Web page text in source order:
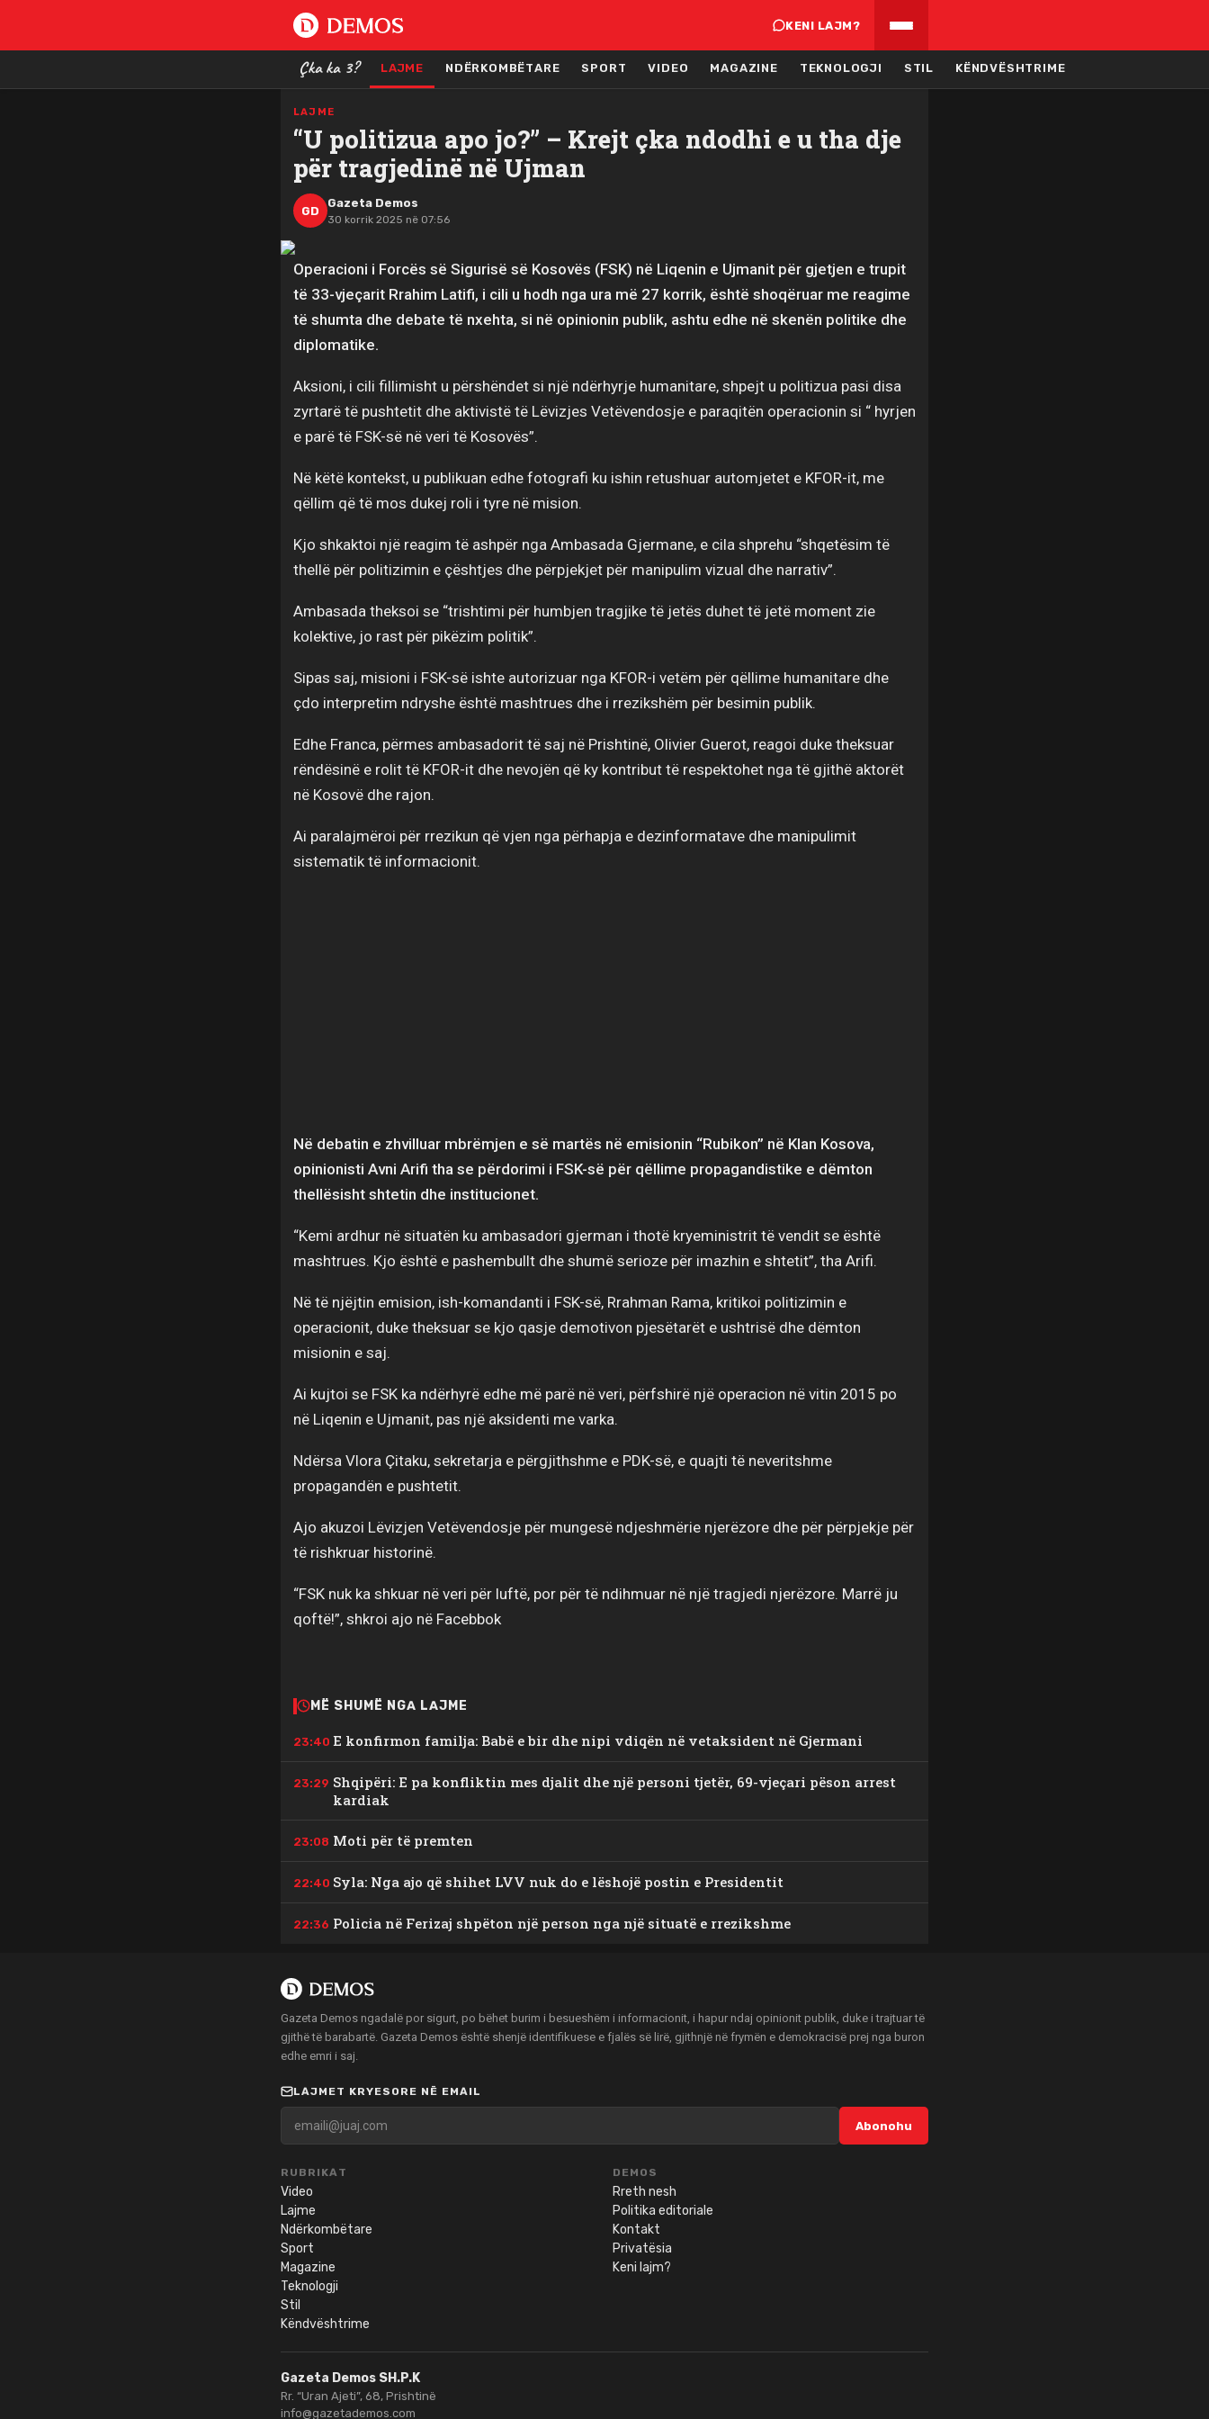
KENI LAJM?
Çka ka 3? LAJME NDËRKOMBËTARE SPORT VIDEO MAGAZINE TEKNOLOGJI STIL KËNDVËSHTRIME
LAJME
“U politizua apo jo?” – Krejt çka ndodhi e u tha dje
për tragjedinë në Ujman
GD
Gazeta Demos
30 korrik 2025 në 07:56
Operacioni i Forcës së Sigurisë së Kosovës (FSK) në Liqenin e Ujmanit për gjetjen e trupit
të 33-vjeçarit Rrahim Latifi, i cili u hodh nga ura më 27 korrik, është shoqëruar me reagime
të shumta dhe debate të nxehta, si në opinionin publik, ashtu edhe në skenën politike dhe
diplomatike.
Aksioni, i cili fillimisht u përshëndet si një ndërhyrje humanitare, shpejt u politizua pasi disa
zyrtarë të pushtetit dhe aktivistë të Lëvizjes Vetëvendosje e paraqitën operacionin si “ hyrjen
e parë të FSK-së në veri të Kosovës”.
Në këtë kontekst, u publikuan edhe fotografi ku ishin retushuar automjetet e KFOR-it, me
qëllim që të mos dukej roli i tyre në mision.
Kjo shkaktoi një reagim të ashpër nga Ambasada Gjermane, e cila shprehu “shqetësim të
thellë për politizimin e çështjes dhe përpjekjet për manipulim vizual dhe narrativ”.
Ambasada theksoi se “trishtimi për humbjen tragjike të jetës duhet të jetë moment zie
kolektive, jo rast për pikëzim politik”.
Sipas saj, misioni i FSK-së ishte autorizuar nga KFOR-i vetëm për qëllime humanitare dhe
çdo interpretim ndryshe është mashtrues dhe i rrezikshëm për besimin publik.
Edhe Franca, përmes ambasadorit të saj në Prishtinë, Olivier Guerot, reagoi duke theksuar
rëndësinë e rolit të KFOR-it dhe nevojën që ky kontribut të respektohet nga të gjithë aktorët
në Kosovë dhe rajon.
Ai paralajmëroi për rrezikun që vjen nga përhapja e dezinformatave dhe manipulimit
sistematik të informacionit.
Në debatin e zhvilluar mbrëmjen e së martës në emisionin “Rubikon” në Klan Kosova,
opinionisti Avni Arifi tha se përdorimi i FSK-së për qëllime propagandistike e dëmton
thellësisht shtetin dhe institucionet.
“Kemi ardhur në situatën ku ambasadori gjerman i thotë kryeministrit të vendit se është
mashtrues. Kjo është e pashembullt dhe shumë serioze për imazhin e shtetit”, tha Arifi.
Në të njëjtin emision, ish-komandanti i FSK-së, Rrahman Rama, kritikoi politizimin e
operacionit, duke theksuar se kjo qasje demotivon pjesëtarët e ushtrisë dhe dëmton
misionin e saj.
Ai kujtoi se FSK ka ndërhyrë edhe më parë në veri, përfshirë një operacion në vitin 2015 po
në Liqenin e Ujmanit, pas një aksidenti me varka.
Ndërsa Vlora Çitaku, sekretarja e përgjithshme e PDK-së, e quajti të neveritshme
propagandën e pushtetit.
Ajo akuzoi Lëvizjen Vetëvendosje për mungesë ndjeshmërie njerëzore dhe për përpjekje për
të rishkruar historinë.
“FSK nuk ka shkuar në veri për luftë, por për të ndihmuar në një tragjedi njerëzore. Marrë ju
qoftë!”, shkroi ajo në Facebbok
MË SHUMË NGA LAJME
23:40 E konfirmon familja: Babë e bir dhe nipi vdiqën në vetaksident në Gjermani
23:29 Shqipëri: E pa konfliktin mes djalit dhe një personi tjetër, 69-vjeçari pëson arrest
kardiak
23:08 Moti për të premten
22:40 Syla: Nga ajo që shihet LVV nuk do e lëshojë postin e Presidentit
22:36 Policia në Ferizaj shpëton një person nga një situatë e rrezikshme
Gazeta Demos ngadalë por sigurt, po bëhet burim i besueshëm i informacionit, i hapur ndaj opinionit publik, duke i trajtuar të
gjithë të barabartë. Gazeta Demos është shenjë identifikuese e fjalës së lirë, gjithnjë në frymën e demokracisë prej nga buron
edhe emri i saj.
LAJMET KRYESORE NË EMAIL
Abonohu
RUBRIKAT
Video
Lajme
Ndërkombëtare
Sport
Magazine
Teknologji
Stil
Këndvështrime
DEMOS
Rreth nesh
Politika editoriale
Kontakt
Privatësia
Keni lajm?
Gazeta Demos SH.P.K
Rr. “Uran Ajeti”, 68, Prishtinë
info@gazetademos.com